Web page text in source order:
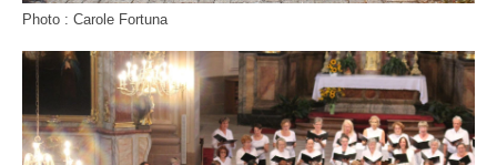
Photo : Carole Fortuna